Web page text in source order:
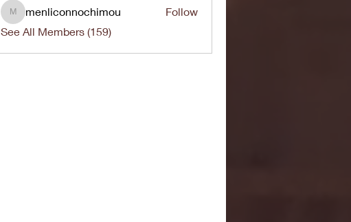
menliconnochimou
menliconnochimou
Follow
See All Members (159)